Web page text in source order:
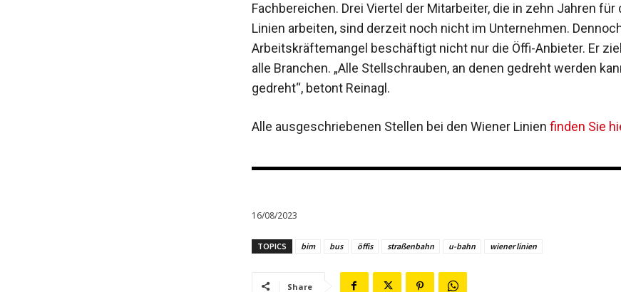
Fachbereichen. Drei Viertel der Mitarbeiter, die in zehn Jahren für
Linien arbeiten, sind derzeit noch nicht im Unternehmen.
Arbeitskräftemangel beschäftigt nicht nur die Öffi-Anbieter. Er
alle Branchen. „Alle Stellschrauben, an denen gedreht werden
gedreht“, betont Reinagl.
Alle ausgeschriebenen Stellen bei den Wiener Linien finden Sie
16/08/2023
TOPICS bim bus öffis straßenbahn u-bahn wiener linien
Share